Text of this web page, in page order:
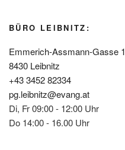
BÜRO LEIBNITZ:
Emmerich-Assmann-Gasse 1
8430 Leibnitz
+43 3452 82334
pg.leibnitz@evang.at
Di, Fr 09:00 - 12:00 Uhr
Do 14:00 - 16.00 Uhr